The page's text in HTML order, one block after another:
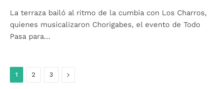
La terraza bailó al ritmo de la cumbia con Los Charros,
quienes musicalizaron Chorigabes, el evento de Todo
Pasa para…
1 2 3 Siguiente